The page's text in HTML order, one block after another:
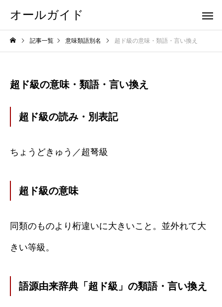
オールガイド
記事一覧 意味類語別名 超ド級の意味・類語・言い換え
超ド級の意味・類語・言い換え
超ド級の読み・別表記
ちょうどきゅう／超弩級
超ド級の意味
同類のものより桁違いに大きいこと。並外れて大
きい等級。
語源由来辞典「超ド級」の類語・言い換え